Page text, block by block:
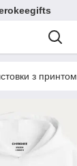
з принтом